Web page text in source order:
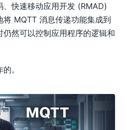
快速移动应用开发 (RMAD)
MQTT 消息传递功能集成到
然可以控制应用程序的逻辑和
。